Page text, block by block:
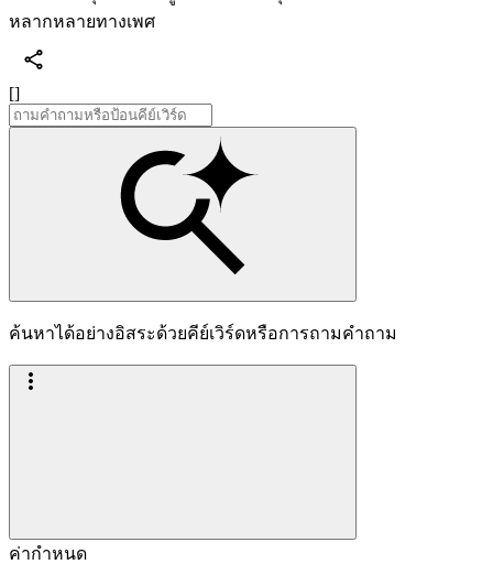
หลากหลายทางเพศ
[]
ค้นหาได้อย่างอิสระด้วยคีย์เวิร์ดหรือการถามคำถาม
ค่ากำหนด